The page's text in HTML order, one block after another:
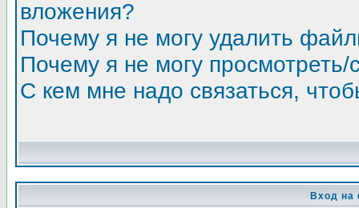
вложения?
Почему я не могу удалить
Почему я не могу просмотреть/
С кем мне надо связаться,
Вход на